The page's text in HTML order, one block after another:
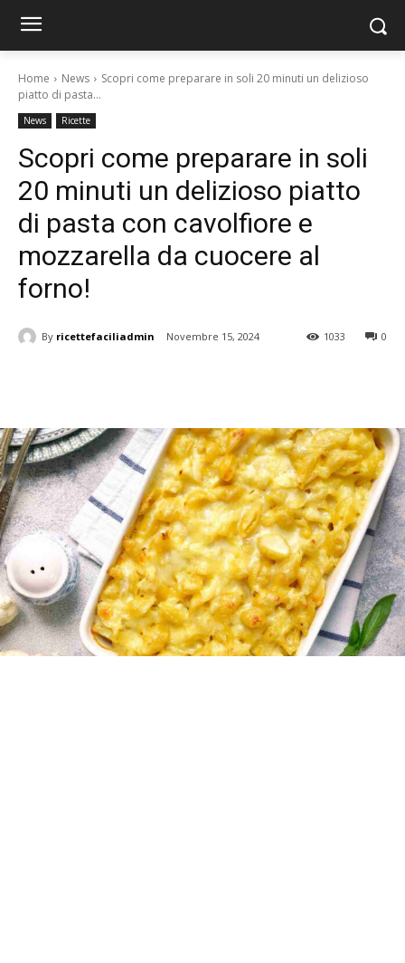
Home News
Scopri come preparare in soli 20 minuti un delizioso
piatto di pasta...
News Ricette
Scopri come preparare in soli
20 minuti un delizioso piatto
di pasta con cavolfiore e
mozzarella da cuocere al
forno!
By ricettefaciliadmin Novembre 15, 2024 0
1033